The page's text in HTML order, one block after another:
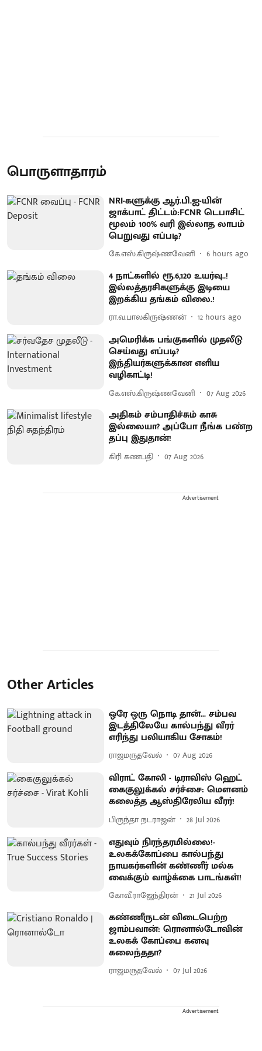
பொருளாதாரம்
NRI-களுக்கு ஆர்.பி.ஐ-யின்
ஜாக்பாட் திட்டம்:FCNR டெபாசிட்
மூலம் 100% வரி இல்லாத லாபம்
பெறுவது எப்படி?
கே.எஸ்.கிருஷ்ணவேனி 6 hours ago
4 நாட்களில் ரூ.6,120 உயர்வு..!
இல்லத்தரசிகளுக்கு இடியை
இறக்கிய தங்கம் விலை.!
ரா.வ.பாலகிருஷ்ணன் 12 hours ago
அமெரிக்க பங்குகளில் முதலீடு
செய்வது எப்படி?
இந்தியர்களுக்கான எளிய
வழிகாட்டி!
கே.எஸ்.கிருஷ்ணவேனி 07 Aug 2026
அதிகம் சம்பாதிச்சும் காசு
இல்லையா? அப்போ நீங்க பண்ற
தப்பு இதுதான்!
கிரி கணபதி 07 Aug 2026
Advertisement
Other Articles
ஒரே ஒரு நொடி தான்... சம்பவ
இடத்திலேயே கால்பந்து வீரர்
எரிந்து பலியாகிய சோகம்!
ராஜமருதவேல் 07 Aug 2026
விராட் கோலி - டிராவிஸ் ஹெட்
கைகுலுக்கல் சர்ச்சை: மௌனம்
கலைத்த ஆஸ்திரேலிய வீரர்!
பிருந்தா நடராஜன் 28 Jul 2026
எதுவும் நிரந்தரமில்லை!-
உலகக்கோப்பை கால்பந்து
நாயகர்களின் கண்ணீர் மல்க
வைக்கும் வாழ்க்கை பாடங்கள்!
கோவீ.ராஜேந்திரன் 21 Jul 2026
கண்ணீருடன் விடைபெற்ற
ஜாம்பவான்: ரொனால்டோவின்
உலகக் கோப்பை கனவு
கலைந்ததா?
ராஜமருதவேல் 07 Jul 2026
Advertisement